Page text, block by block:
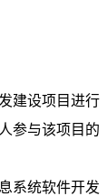
建设项目进行
参与该项目的
系统软件开发